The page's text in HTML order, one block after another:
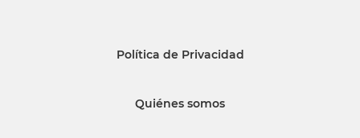
Política de Privacidad
Quiénes somos